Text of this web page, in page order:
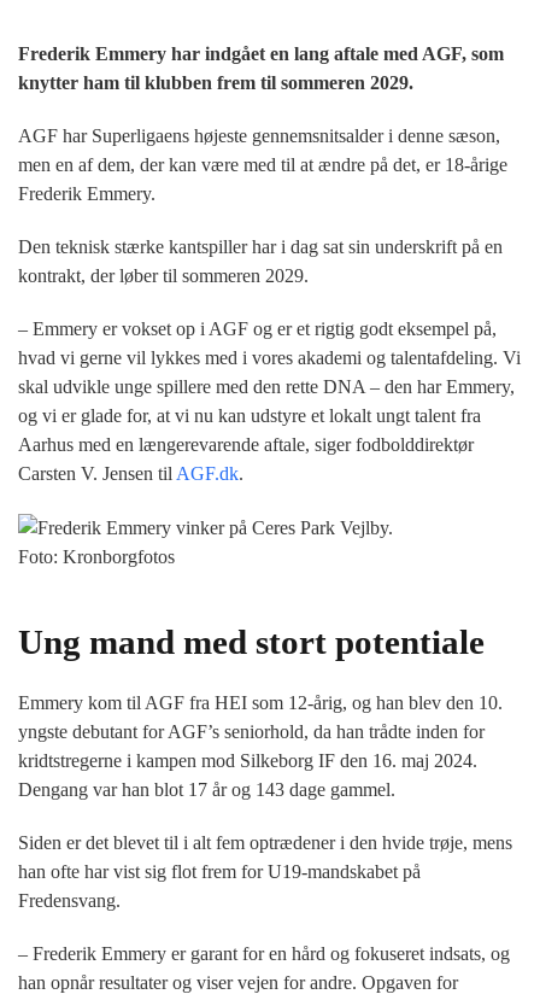
Frederik Emmery har indgået en lang aftale med AGF, som
knytter ham til klubben frem til sommeren 2029.
AGF har Superligaens højeste gennemsnitsalder i denne sæson,
men en af dem, der kan være med til at ændre på det, er 18-årige
Frederik Emmery.
Den teknisk stærke kantspiller har i dag sat sin underskrift på en
kontrakt, der løber til sommeren 2029.
– Emmery er vokset op i AGF og er et rigtig godt eksempel på,
hvad vi gerne vil lykkes med i vores akademi og talentafdeling. Vi
skal udvikle unge spillere med den rette DNA – den har Emmery,
og vi er glade for, at vi nu kan udstyre et lokalt ungt talent fra
Aarhus med en længerevarende aftale, siger fodbolddirektør
Carsten V. Jensen til AGF.dk.
Foto: Kronborgfotos
Ung mand med stort potentiale
Emmery kom til AGF fra HEI som 12-årig, og han blev den 10.
yngste debutant for AGF’s seniorhold, da han trådte inden for
kridtstregerne i kampen mod Silkeborg IF den 16. maj 2024.
Dengang var han blot 17 år og 143 dage gammel.
Siden er det blevet til i alt fem optrædener i den hvide trøje, mens
han ofte har vist sig flot frem for U19-mandskabet på
Fredensvang.
– Frederik Emmery er garant for en hård og fokuseret indsats, og
han opnår resultater og viser vejen for andre. Opgaven for